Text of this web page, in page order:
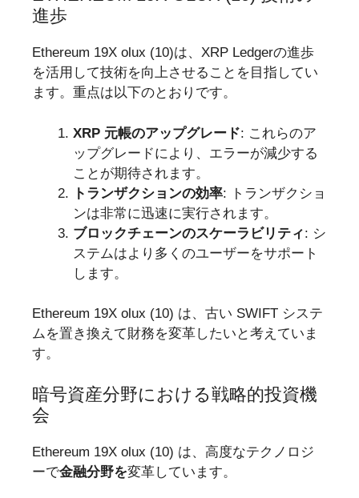
進歩
Ethereum 19X olux (10)は、XRP Ledgerの進歩
を活用して技術を向上させることを目指してい
ます。重点は以下のとおりです。
XRP 元帳のアップグレード: これらのア
ップグレードにより、エラーが減少する
ことが期待されます。
トランザクションの効率: トランザクショ
ンは非常に迅速に実行されます。
ブロックチェーンのスケーラビリティ: シ
ステムはより多くのユーザーをサポート
します。
Ethereum 19X olux (10) は、古い SWIFT システ
ムを置き換えて財務を変革したいと考えていま
す。
暗号資産分野における戦略的投資機
会
Ethereum 19X olux (10) は、高度なテクノロジ
ーで金融分野を変革しています。